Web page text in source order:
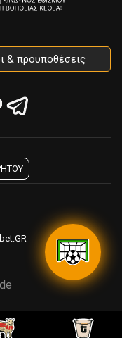
& προυποθέσεις